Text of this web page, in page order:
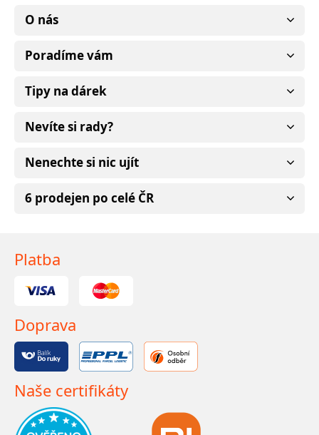
O nás
Poradíme vám
Tipy na dárek
Nevíte si rady?
Nenechte si nic ujít
6 prodejen po celé ČR
Platba
Doprava
Naše certifikáty